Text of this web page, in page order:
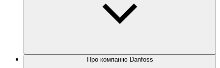
Про компанію Danfoss